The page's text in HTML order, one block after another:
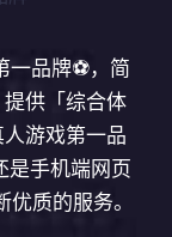
一品牌⚽️，简
供「综合体
游戏第一品
是手机端网页
质的服务。